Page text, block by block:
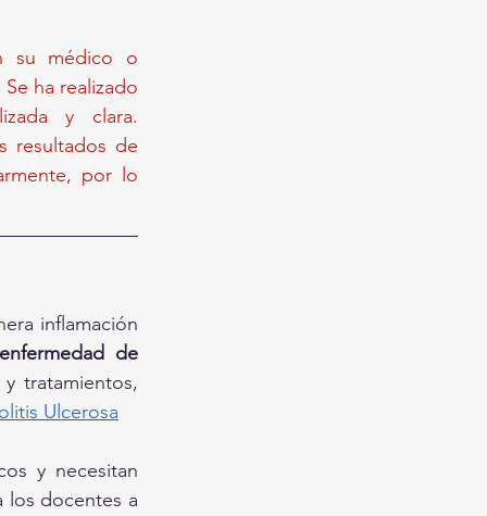
su médico o
ha realizado
resultados de
por lo
inflamación
enfermedad de
tratamientos,
Ulcerosa
y necesitan
los docentes a